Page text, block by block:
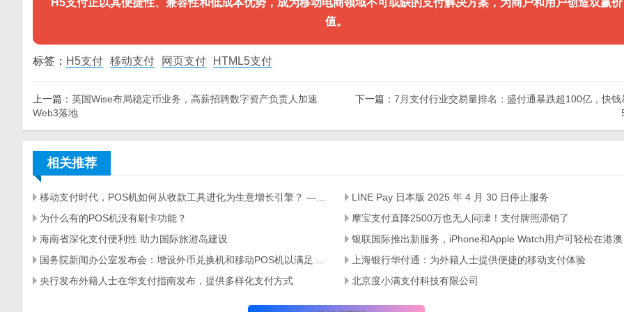
H5支付正以其便捷性、兼容性和低成本优势，成为移动电商领域不可或缺的支付解决方案，为商户和用户创造双赢价
值。
标签： H5支付 移动支付 网页支付 HTML5支付
上一篇： 英国Wise布局稳定币业务，高薪招聘数字资产负责人加速
Web3落地
下一篇： 7月支付行业交易量排名：盛付通暴跌超100亿，快钱
相关推荐
LINE Pay 日本版 2025 年 4 月 30 日停止服务
为什么有的POS机没有刷卡功能？
摩宝支付直降2500万也无人问津！支付牌照滞销了
海南省深化支付便利性 助力国际旅游岛建设
上海银行华付通：为外籍人士提供便捷的移动支付体验
央行发布外籍人士在华支付指南发布，提供多样化支付方式
北京度小满支付科技有限公司